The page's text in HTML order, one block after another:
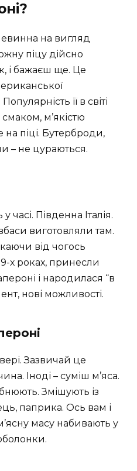
на вигляд
піцу дійсно
і бажаєш ще. Це
її в світі
м’якістю
піці. Бутерброди,
– не цураються.
Південна Італія.
виготовляли там.
від чогось
х роках, принесли
і народилася “в
нові можливості.
Зазвичай це
Іноді – суміш м’яса.
Змішують із
паприка. Ось вам і
масу набивають у